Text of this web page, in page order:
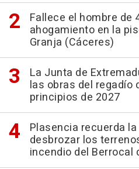
Fallece el hombre de
ahogamiento en la
Granja (Cáceres)
La Junta de
las obras del regadío
principios de 2027
Plasencia recuerda
desbrozar los
incendio del Berrocal